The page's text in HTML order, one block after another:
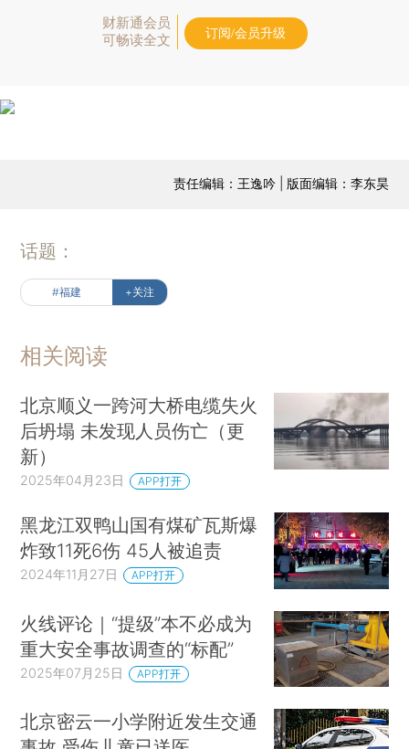
财新通会员
可畅读全文
订阅/会员升级
责任编辑：王逸吟 | 版面编辑：李东昊
话题：
#福建 +关注
相关阅读
北京顺义一跨河大桥电缆失火
后坍塌 未发现人员伤亡（更
新）
2025年04月23日 APP打开
黑龙江双鸭山国有煤矿瓦斯爆
炸致11死6伤 45人被追责
2024年11月27日 APP打开
火线评论｜“提级”本不必成为
重大安全事故调查的“标配”
2025年07月25日 APP打开
北京密云一小学附近发生交通